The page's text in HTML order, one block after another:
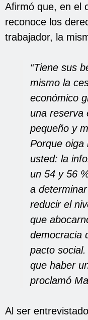
Afirmó que, en el
reconoce los
trabajador, la
“Tiene sus
mismo la
económico
una reserva
pequeño y
Porque oiga
usted: la
un 54 y 56
a
reducir el
que
democracia
pacto
que haber
proclamó
Al ser